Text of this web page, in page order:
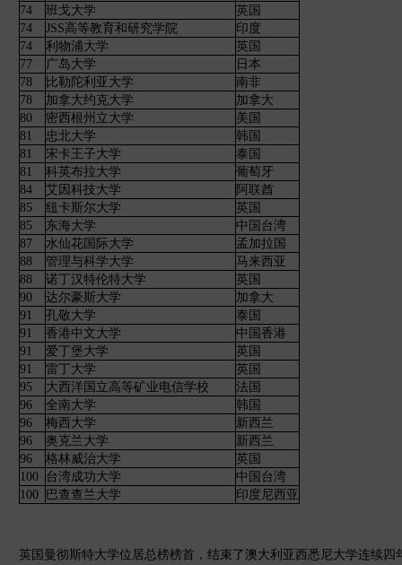
74
班戈大学
英国
74
JSS高等教育和研究学院
印度
74
利物浦大学
英国
77
广岛大学
日本
78
比勒陀利亚大学
南非
78
加拿大约克大学
加拿大
80
密西根州立大学
美国
81
忠北大学
韩国
81
宋卡王子大学
泰国
81
科英布拉大学
葡萄牙
84
艾因科技大学
阿联酋
85
纽卡斯尔大学
英国
85
东海大学
中国台湾
87
水仙花国际大学
孟加拉国
88
管理与科学大学
马来西亚
88
诺丁汉特伦特大学
英国
90
达尔豪斯大学
加拿大
91
孔敬大学
泰国
91
香港中 文大学
中国香港
91
爱丁堡大学
英国
91
雷丁大学
英国
95
大西洋国立高等矿业电信学校
法国
96
全南大学
韩国
96
梅西大学
新西兰
96
奥克兰大学
新西兰
96
格林威治大学
英国
100 台湾成功大学
中国台湾
100 巴查查兰大学 印度尼西亚
英国曼彻斯特大学位居总榜榜首，结束了澳大利亚西悉尼大学连续四